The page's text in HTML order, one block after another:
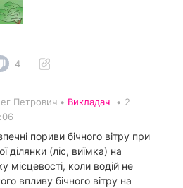
4
Петрович • Викладач • 2
пориви бічного вітру при
ділянки (ліс, виїмка) на
місцевості, коли водій не
впливу бічного вітру на